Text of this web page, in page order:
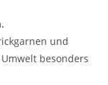
und
besonders